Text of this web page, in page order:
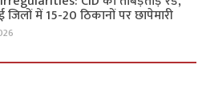
में 15-20 ठिकानों पर छापेमारी